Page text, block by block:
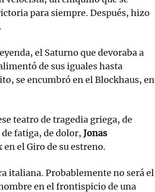
para siempre. Después, hizo
el Saturno que devoraba a
de sus iguales hasta
se encumbró en el Blockhaus, en
teatro de tragedia griega, de
fatiga, de dolor, Jonas
el Giro de su estreno.
italiana. Probablemente no será el
en el frontispicio de una